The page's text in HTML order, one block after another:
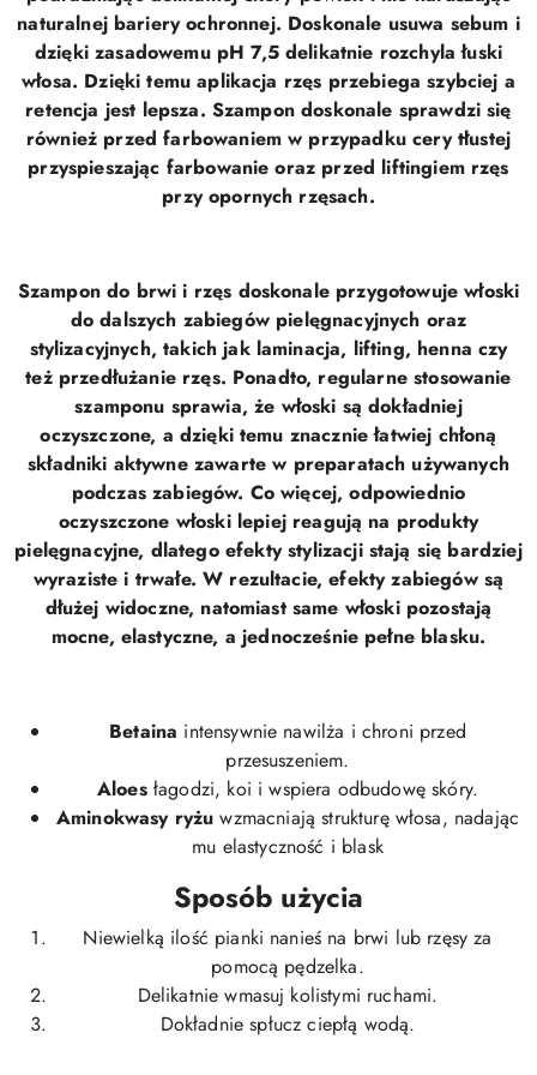
naturalnej bariery ochronnej. Doskonale usuwa sebum i
dzięki zasadowemu pH 7,5 delikatnie rozchyla łuski
włosa. Dzięki temu aplikacja rzęs przebiega szybciej a
retencja jest lepsza. Szampon doskonale sprawdzi się
również przed farbowaniem w przypadku cery tłustej
przyspieszając farbowanie oraz przed liftingiem rzęs
przy opornych rzęsach.
Szampon do brwi i rzęs doskonale przygotowuje włoski
do dalszych zabiegów pielęgnacyjnych oraz
stylizacyjnych, takich jak laminacja, lifting, henna czy
też przedłużanie rzęs. Ponadto, regularne stosowanie
szamponu sprawia, że włoski są dokładniej
oczyszczone, a dzięki temu znacznie łatwiej chłoną
składniki aktywne zawarte w preparatach używanych
podczas zabiegów. Co więcej, odpowiednio
oczyszczone włoski lepiej reagują na produkty
pielęgnacyjne, dlatego efekty stylizacji stają się bardziej
wyraziste i trwałe. W rezultacie, efekty zabiegów są
dłużej widoczne, natomiast same włoski pozostają
mocne, elastyczne, a jednocześnie pełne blasku.
Betaina intensywnie nawilża i chroni przed
przesuszeniem.
Aloesłagodzi, koi i wspiera odbudowę skóry.
Aminokwasy ryżu wzmacniają strukturę włosa, nadając
mu elastyczność i blask
Sposób użycia
Niewielką ilość pianki nanieś na brwi lub rzęsy za
pomocą pędzelka.
Delikatnie wmasuj kolistymi ruchami.
Dokładnie spłucz ciepłą wodą.